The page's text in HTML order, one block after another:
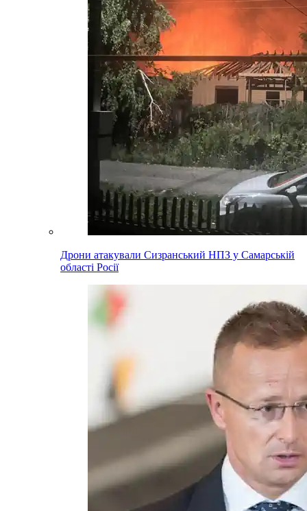
Дрони атакували Сизранський НПЗ у Самарській
області Росії